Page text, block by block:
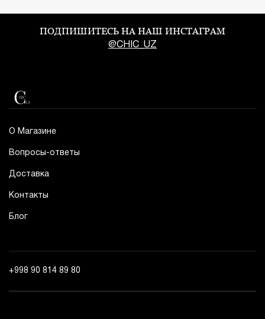
ПОДПИШИТЕСЬ НА НАШ ИНСТАГРАМ
@CHIC_UZ
О Магазине
Вопросы-ответы
Доставка
Контакты
Блог
+998 90 814 89 80